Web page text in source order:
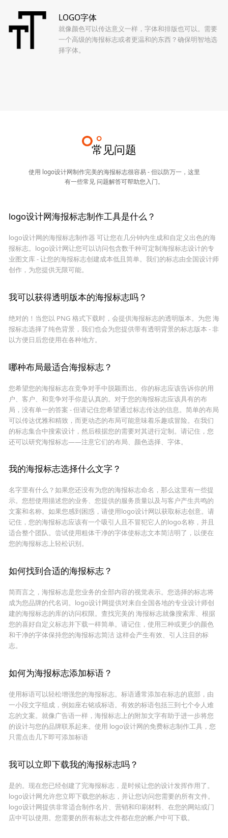
LOGO字体
就像颜色可以传达意义一样，字体和排版也可以。需要
一个高级的海报标志或者更温和的东西？确保明智地选
择字体。
常见问题
使用 logo设计网制作完美的海报标志很容易 - 但以防万一，这里
有一些常见 问题解答可帮助您入门。
logo设计网海报标志制作工具是什么？
logo设计网的海报标志制作器 可让您在几分钟内生成和自定义出色的海
报标志。logo设计网让您可以访问包含数千种可定制海报标志设计的专
业图文库 - 让您的海报标志创建成本低且简单。我们的标志由全国设计师
创作，为您提供无限可能。
我可以获得透明版本的海报标志吗？
绝对的！当您以 PNG 格式下载时，会提供海报标志的透明版本。为您 海
报标志选择了纯色背景，我们也会为您提供带有透明背景的标志版本 - 非
以方便日后您使用在各种地方。
哪种布局最适合海报标志？
您希望您的海报标志在竞争对手中脱颖而出。你的标志应该告诉你的用
户、客户、和竞争对手你是认真的。对于您的海报标志应该具有的布
局，没有单一的答案 - 但请记住您希望通过标志传达的信息。简单的布局
可以传达优雅和精致，而更动态的布局可能意味着乐趣或冒险。在我们
的标志集合中搜索设计，然后根据您的需要对其进行定制。请记住，您
还可以研究海报标志——注意它们的布局、颜色选择、字体。
我的海报标志选择什么文字？
名字里有什么？如果您还没有为您的海报标志命名，那么这里有一些提
示。您想使用描述您的业务、您提供的服务质量以及与客户产生共鸣的
文案和名称。如果您感到困惑，请使用logo设计网以获取标志创意。请
记住，您的海报标志应该有一个吸引人且不冒犯它人的logo名称，并且
适合整个团队。尝试使用粗体干净的字体使标志文本简洁明了，以便在
您的海报标志上轻松识别。
如何找到合适的海报标志？
简而言之，海报标志是您业务的全部内容的视觉表示。您选择的标志将
成为您品牌的代名词。logo设计网提供对来自全国各地的专业设计师创
建的海报标志的库的访问权限。查找完美的 海报标志就像搜索库、根据
您的喜好自定义标志并下载一样简单。请记住，使用三种或更少的颜色
和干净的字体保持您的海报标志简洁 这样会产生有效、引人注目的标
志。
如何为海报标志添加标语？
使用标语可以轻松增强您的海报标志。标语通常添加在标志的底部，由
一小段文字组成，例如座右铭或标语。有效的标语包括三到七个令人难
忘的文案。就像广告语一样，海报标志上的附加文字有助于进一步将您
的设计与您的品牌联系起来。使用 logo设计网的免费标志制作工具，您
只需点击几下即可添加标语
我可以立即下载我的海报标志吗？
是的。现在您已经创建了完海报标志，是时候让您的设计发挥作用了。
logo设计网允许您立即下载您的标志，并让您访问您需要的所有文件。
logo设计网提供非常适合制作名片、营销和印刷材料、在您的网站或门
店中可以使用。您需要的所有标志文件都在您的帐户中可下载。